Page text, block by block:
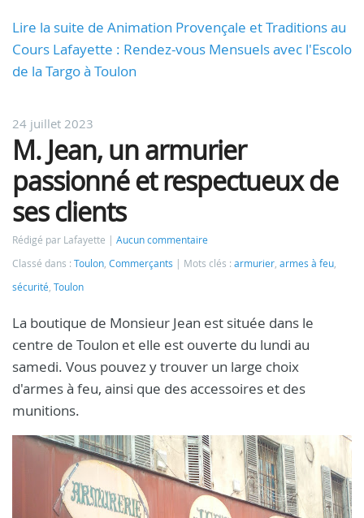
Lire la suite de Animation Provençale et Traditions au
Cours Lafayette : Rendez-vous Mensuels avec l'Escolo
de la Targo à Toulon
24 juillet 2023
M. Jean, un armurier
passionné et respectueux de
ses clients
Rédigé par Lafayette
Aucun commentaire
Classé dans : Toulon, Commerçants Mots clés : armurier, armes à feu,
sécurité, Toulon
La boutique de Monsieur Jean est située dans le
centre de Toulon et elle est ouverte du lundi au
samedi. Vous pouvez y trouver un large choix
d'armes à feu, ainsi que des accessoires et des
munitions.